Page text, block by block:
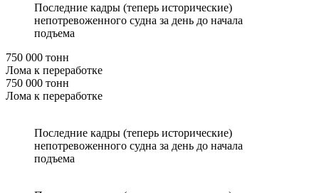
Последние кадры (теперь исторические)
непотревоженного судна за день до начала
подъема
750 000 тонн
Лома к переработке
750 000 тонн
Лома к переработке
Последние кадры (теперь исторические)
непотревоженного судна за день до начала
подъема